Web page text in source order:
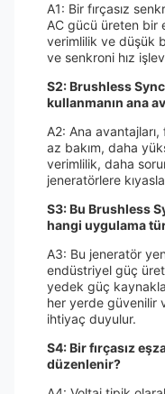
A1: Bir fırçasız
AC gücü üreten bir
verimlilik ve düşük
ve senkroni hız
S2: Brushless
kullanmanın ana
A2: Ana
az bakım, daha
verimlilik, daha
jeneratörlere
S3: Bu Brushless
hangi uygulama
A3: Bu jeneratör
endüstriyel güç
yedek güç
her yerde güvenilir
ihtiyaç duyulur.
S4: Bir fırçasız
düzenlenir?